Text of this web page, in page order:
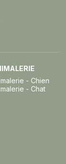
- Chien
- Chat